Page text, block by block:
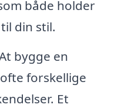
både holder
din stil.
bygge en
forskellige
Et